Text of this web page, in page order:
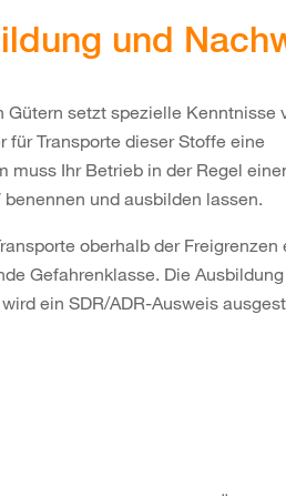
und
setzt spezielle Kenntnisse
für Transporte dieser Stoffe eine
muss Ihr Betrieb in der Regel
und ausbilden lassen.
oberhalb der Freigrenzen
Gefahrenklasse. Die
ein SDR/ADR-Ausweis